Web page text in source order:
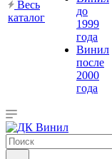
Весь
каталог
до
1999
года
Винил
после
2000
года